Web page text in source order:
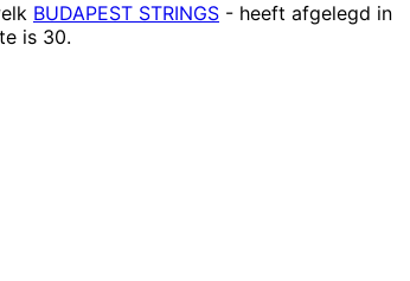
I tried to sing once and people
Dokter vertelt: heb je te veel buikvet?
op een
right before leo? And kiki obviously! Awesome
<Goeb_TROG>
BUDAPEST STRINGS - heeft afgelegd in
is 30.